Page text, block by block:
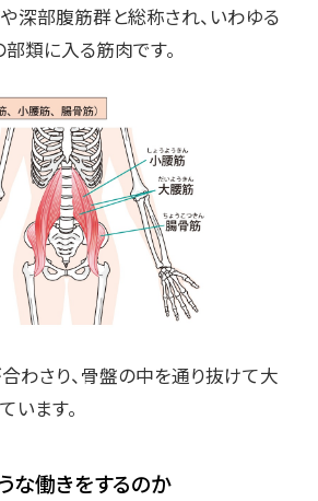
深部腹筋群と総称され、いわゆる
類に入る筋肉です。
わさり、骨盤の中を通り抜けて大
います。
な働きをするのか